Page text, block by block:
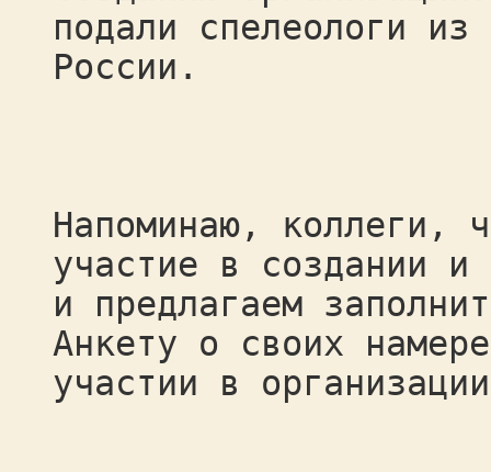
подали спелеологи из
России.
Напоминаю, коллеги,
участие в создании и
и предлагаем
Анкету о своих
участии в